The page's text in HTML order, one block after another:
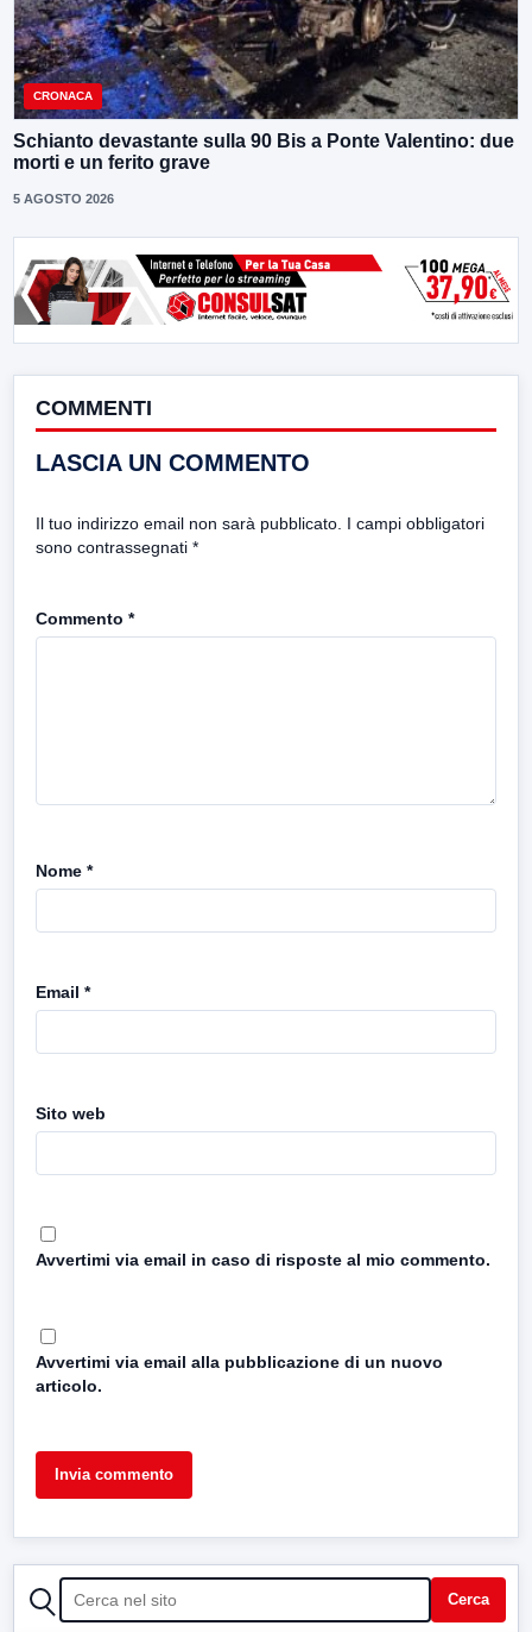
CRONACA
Schianto devastante sulla 90 Bis a Ponte Valentino: due
morti e un ferito grave
5 AGOSTO 2026
COMMENTI
LASCIA UN COMMENTO
Il tuo indirizzo email non sarà pubblicato. I campi obbligatori
sono contrassegnati *
Commento *
Nome *
Email *
Sito web
Avvertimi via email in caso di risposte al mio commento.
Avvertimi via email alla pubblicazione di un nuovo
articolo.
CERCA Cerca